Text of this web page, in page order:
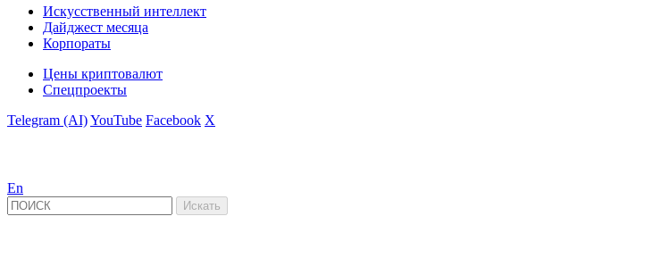
Искусственный интеллект
Дайджест месяца
Корпораты
Цены криптовалют
Спецпроекты
Telegram (AI)YouTube Facebook X
En